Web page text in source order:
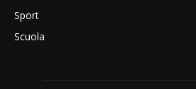
Sport
Scuola